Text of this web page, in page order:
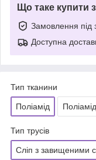
Що таке купити
Замовлення під
Доступна
Тип тканини
Поліамід
Тип трусів
Сліп з завищеними